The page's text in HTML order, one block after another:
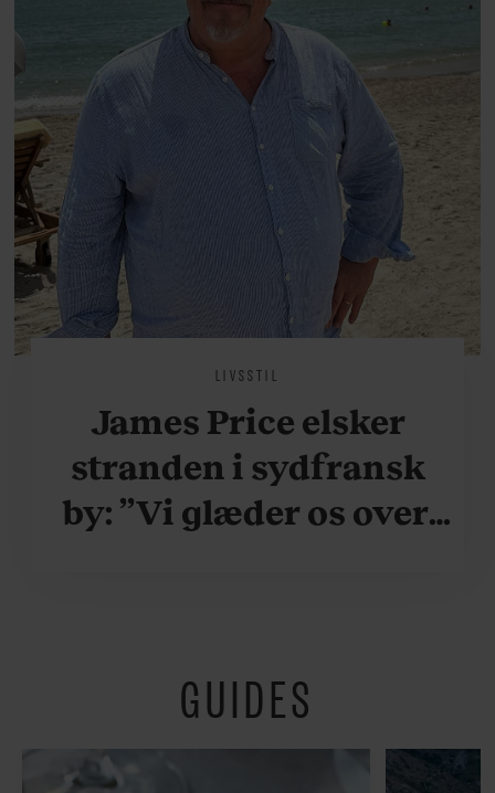
LIVSSTIL
James Price elsker
stranden i sydfransk
by: ”Vi glæder os over,
fredeligt”
GUIDES